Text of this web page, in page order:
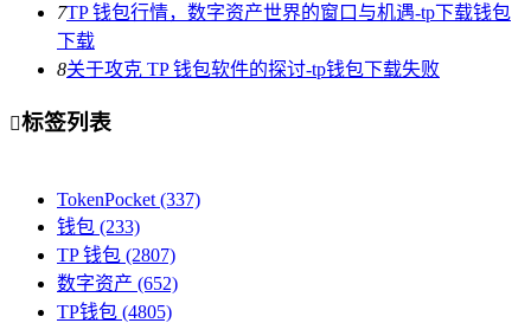
7TP 钱包行情，数字资产世界的窗口与机遇-tp下载钱包
下载
8关于攻克 TP 钱包软件的探讨-tp钱包下载失败
标签列表
TokenPocket (337)
钱包 (233)
TP 钱包 (2807)
数字资产 (652)
TP钱包 (4805)